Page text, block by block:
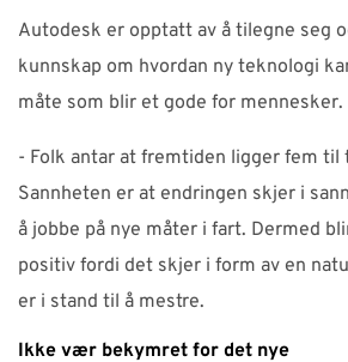
Autodesk er opptatt av å tilegne seg
kunnskap om hvordan ny teknologi
måte som blir et gode for mennesker.
- Folk antar at fremtiden ligger fem til
Sannheten er at endringen skjer i
å jobbe på nye måter i fart. Dermed
positiv fordi det skjer i form av en
er i stand til å mestre.
Ikke vær bekymret for det nye